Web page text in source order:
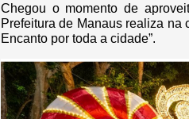
Chegou o momento de
Prefeitura de Manaus realiza na
Encanto por toda a cidade”.